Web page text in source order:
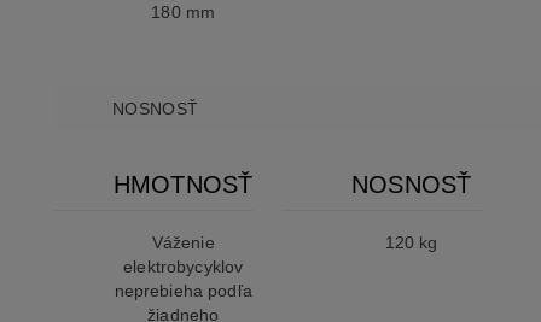
180 mm
NOSNOSŤ
HMOTNOSŤ
Váženie
elektrobycyklov
neprebieha podľa
žiadneho
NOSNOSŤ
120 kg